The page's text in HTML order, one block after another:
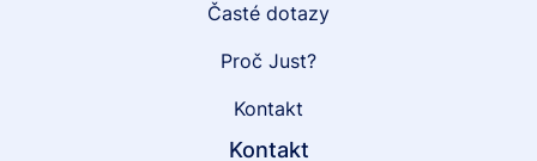
Časté dotazy
Proč Just?
Kontakt
Kontakt